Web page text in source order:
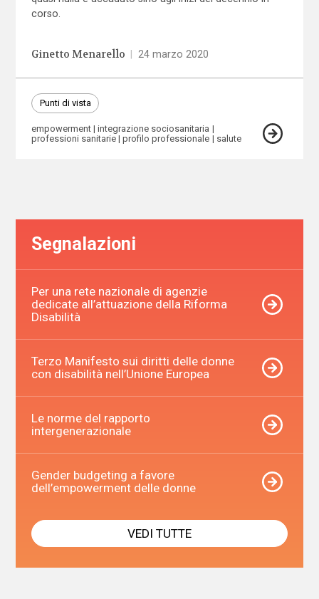
corso.
Ginetto Menarello 24 marzo 2020
Punti di vista
empowerment
integrazione sociosanitaria
professioni sanitarie
profilo professionale salute
Segnalazioni
Per una rete nazionale di agenzie
dedicate all’attuazione della Riforma
Disabilità
Terzo Manifesto sui diritti delle donne
con disabilità nell’Unione Europea
Le norme del rapporto
intergenerazionale
Gender budgeting a favore
dell’empowerment delle donne
VEDI TUTTE